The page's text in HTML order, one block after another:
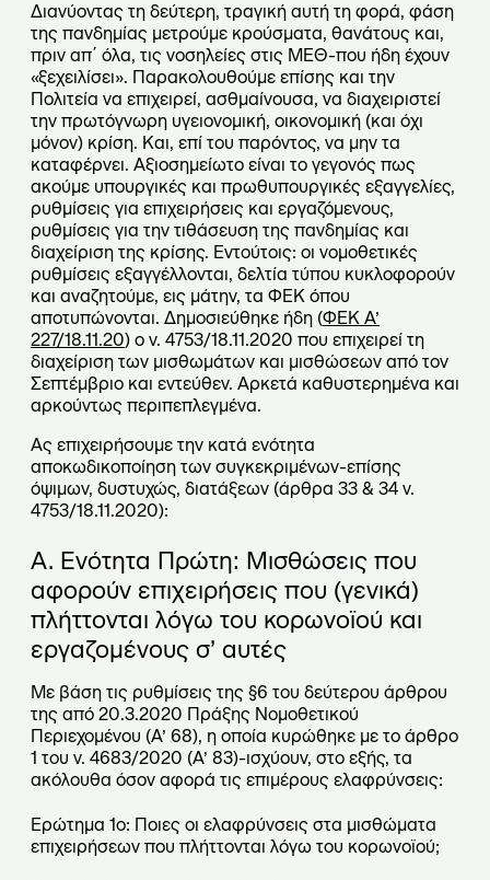
Διανύοντας τη δεύτερη, τραγική αυτή τη φορά, φάση
της πανδημίας μετρούμε κρούσματα, θανάτους και,
πριν απ΄ όλα, τις νοσηλείες στις ΜΕΘ-που ήδη έχουν
«ξεχειλίσει». Παρακολουθούμε επίσης και την
Πολιτεία να επιχειρεί, ασθμαίνουσα, να διαχειριστεί
την πρωτόγνωρη υγειονομική, οικονομική (και όχι
μόνον) κρίση. Και, επί του παρόντος, να μην τα
καταφέρνει. Αξιοσημείωτο είναι το γεγονός πως
ακούμε υπουργικές και πρωθυπουργικές εξαγγελίες,
ρυθμίσεις για επιχειρήσεις και εργαζόμενους,
ρυθμίσεις για την τιθάσευση της πανδημίας και
διαχείριση της κρίσης. Εντούτοις: οι νομοθετικές
ρυθμίσεις εξαγγέλλονται, δελτία τύπου κυκλοφορούν
και αναζητούμε, εις μάτην, τα ΦΕΚ όπου
αποτυπώνονται. Δημοσιεύθηκε ήδη (ΦΕΚ Α’
227/18.11.20) ο ν. 4753/18.11.2020 που επιχειρεί τη
διαχείριση των μισθωμάτων και μισθώσεων από τον
Σεπτέμβριο και εντεύθεν. Αρκετά καθυστερημένα και
αρκούντως περιπεπλεγμένα.
Ας επιχειρήσουμε την κατά ενότητα
αποκωδικοποίηση των συγκεκριμένων-επίσης
όψιμων, δυστυχώς, διατάξεων (άρθρα 33 & 34 ν.
4753/18.11.2020):
Α. Ενότητα Πρώτη: Μισθώσεις που
αφορούν επιχειρήσεις που (γενικά)
πλήττονται λόγω του κορωνοϊού και
εργαζομένους σ’ αυτές
Με βάση τις ρυθμίσεις της §6 του δεύτερου άρθρου
της από 20.3.2020 Πράξης Νομοθετικού
Περιεχομένου (Α’ 68), η οποία κυρώθηκε με το άρθρο
1 του ν. 4683/2020 (Α’ 83)-ισχύουν, στο εξής, τα
ακόλουθα όσον αφορά τις επιμέρους ελαφρύνσεις:
Ερώτημα 1ο: Ποιες οι ελαφρύνσεις στα μισθώματα
επιχειρήσεων που πλήττονται λόγω του κορωνοϊού;